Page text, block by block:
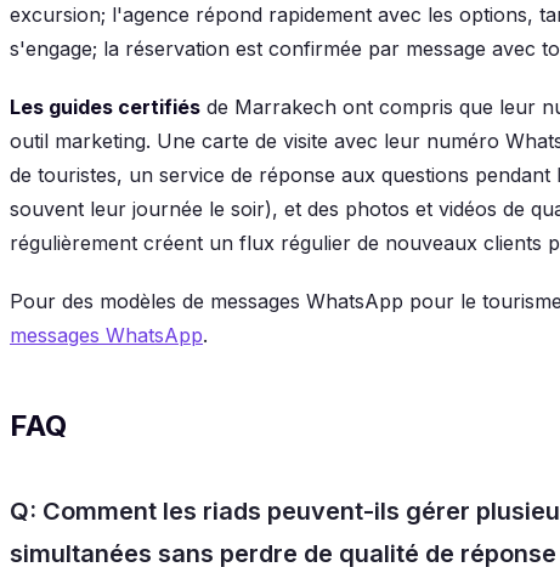
excursion; l'agence répond rapidement avec les options,
s'engage; la réservation est confirmée par message avec
Les guides certifiés de Marrakech ont compris que leur
outil marketing. Une carte de visite avec leur numéro
de touristes, un service de réponse aux questions
souvent leur journée le soir), et des photos et vidéos de
régulièrement créent un flux régulier de nouveaux clients
Pour des modèles de messages WhatsApp pour le
messages WhatsApp.
FAQ
Q: Comment les riads peuvent-ils gérer
simultanées sans perdre de qualité de réponse